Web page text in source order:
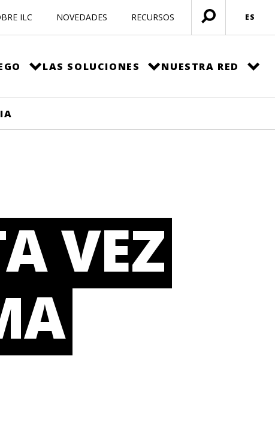
ILC NOVEDADES RECURSOS
Menú
abierto
ES
LAS SOLUCIONES NUESTRA RED
VEZ